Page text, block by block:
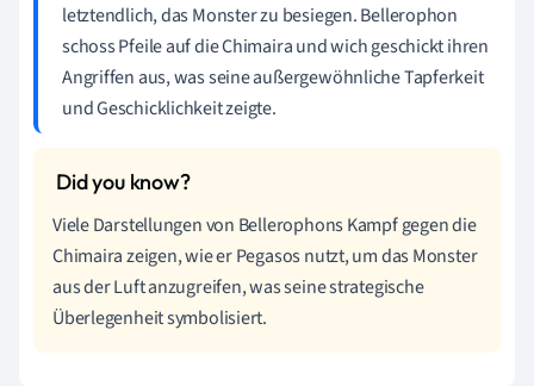
letztendlich, das Monster zu besiegen. Bellerophon
schoss Pfeile auf die Chimaira und wich geschickt ihren
Angriffen aus, was seine außergewöhnliche Tapferkeit
und Geschicklichkeit zeigte.
Viele Darstellungen von Bellerophons Kampf gegen die
Chimaira zeigen, wie er Pegasos nutzt, um das Monster
aus der Luft anzugreifen, was seine strategische
Überlegenheit symbolisiert.